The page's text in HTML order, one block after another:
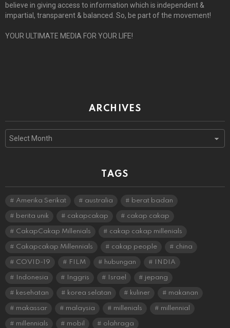
believe in giving access to information which is independent &
impartial, transparent & balanced. So, be part of the movement!
YOUR ULTIMATE MEDIA FOR YOUR LIFE!
ARCHIVES
Archives
TAGS
Amerika Serikat australia berat badan
berita unik cakapcakap cakap cakap
CakapCakap Millenials cakap cakap millenials
Cakapcakap Millennials cakap people china
COVID-19 FILM hubungan INDIA
Indonesia Inggris Israel jepang
kesehatan korea selatan kuliner makanan
makassar malaysia millenials millennial
millennials mobil olahraga